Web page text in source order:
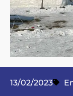
13/02/2023